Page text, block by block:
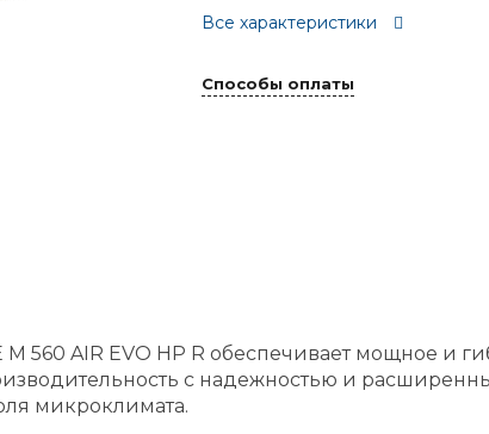
Все характеристики
Способы оплаты
560 AIR EVO HP R обеспечивает мощное и
с надежностью и
микроклимата.